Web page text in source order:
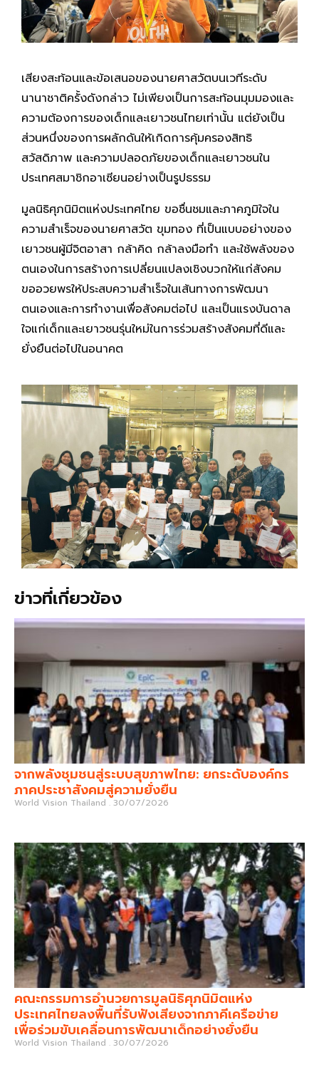
เสียงสะท้อนและข้อเสนอของนายศาสวัตบนเวทีระดับ
นานาชาติครั้งดังกล่าว ไม่เพียงเป็นการสะท้อนมุมมองและ
ความต้องการของเด็กและเยาวชนไทยเท่านั้น แต่ยังเป็น
ส่วนหนึ่งของการผลักดันให้เกิดการคุ้มครองสิทธิ
สวัสดิภาพ และความปลอดภัยของเด็กและเยาวชนใน
ประเทศสมาชิกอาเซียนอย่างเป็นรูปธรรม
มูลนิธิศุภนิมิตแห่งประเทศไทย ขอชื่นชมและภาคภูมิใจใน
ความสำเร็จของนายศาสวัต ขุมทอง ที่เป็นแบบอย่างของ
เยาวชนผู้มีจิตอาสา กล้าคิด กล้าลงมือทำ และใช้พลังของ
ตนเองในการสร้างการเปลี่ยนแปลงเชิงบวกให้แก่สังคม
ขออวยพรให้ประสบความสำเร็จในเส้นทางการพัฒนา
ตนเองและการทำงานเพื่อสังคมต่อไป และเป็นแรงบันดาล
ใจแก่เด็กและเยาวชนรุ่นใหม่ในการร่วมสร้างสังคมที่ดีและ
ยั่งยืนต่อไปในอนาคต
ข่าวที่เกี่ยวข้อง
จากพลังชุมชนสู่ระบบสุขภาพไทย: ยกระดับองค์กร
ภาคประชาสังคมสู่ความยั่งยืน
World Vision Thailand 30/07/2026
คณะกรรมการอำนวยการมูลนิธิศุภนิมิตแห่ง
ประเทศไทยลงพื้นที่รับฟังเสียงจากภาคีเครือข่าย
เพื่อร่วมขับเคลื่อนการพัฒนาเด็กอย่างยั่งยืน
World Vision Thailand 30/07/2026